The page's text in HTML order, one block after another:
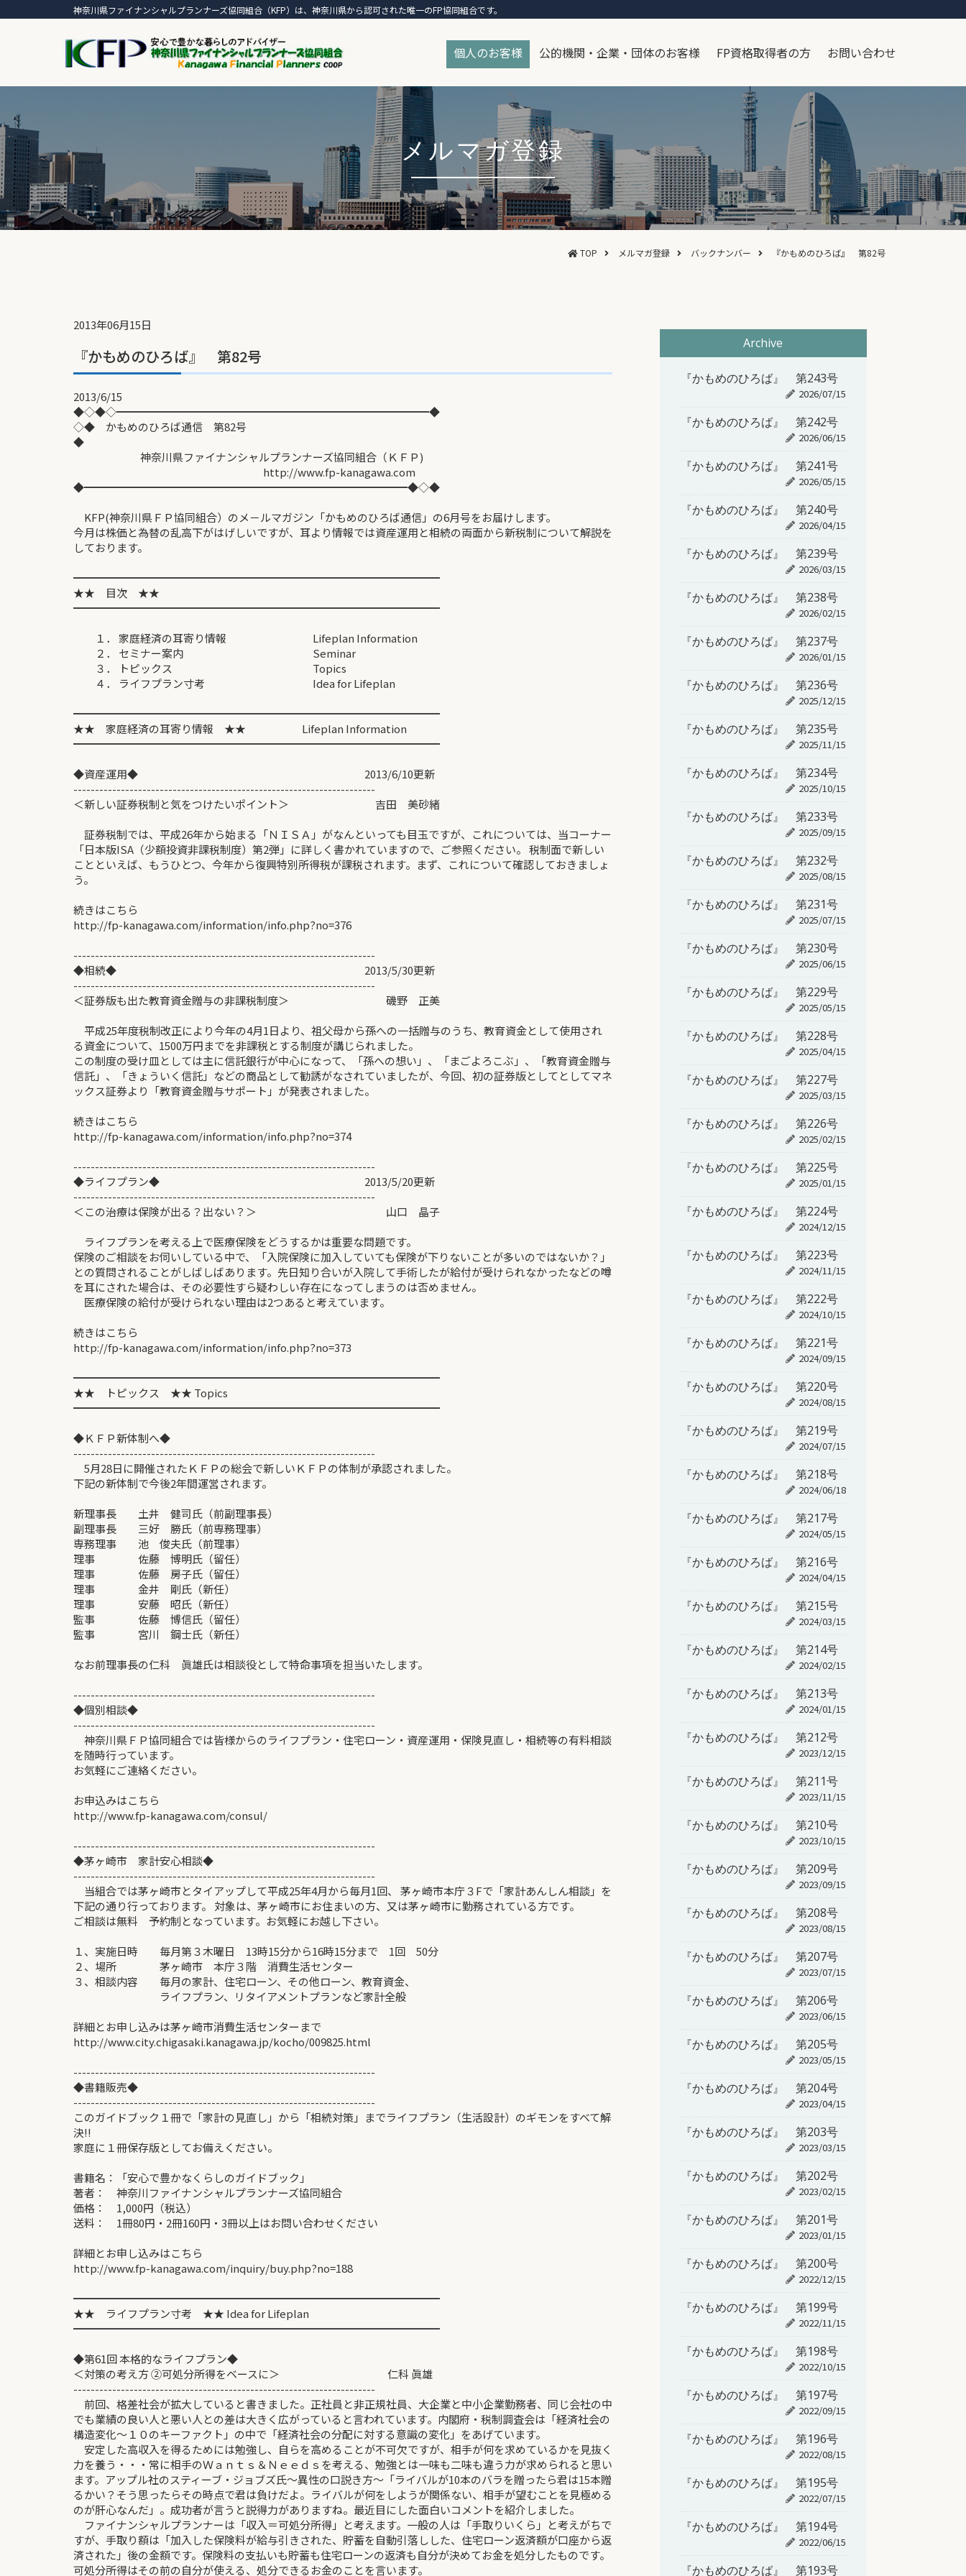
神奈川県ファイナンシャルプランナーズ協同組合（KFP）は、神奈川県から認可された唯一のFP協同組合です。
個人のお客様 公的機関・企業・団体のお客様 FP資格取得者の方 お問い合わせ
メルマガ登録
TOP メルマガ登録 バックナンバー 『かもめのひろば』 第82号
2013年06月15日
『かもめのひろば』 第82号
2013/6/15
◆◇◆◇━━━━━━━━━━━━━━━━━━━━━━━━━━━━━◆
◇◆ かもめのひろば通信 第82号
◆
神奈川県ファイナンシャルプランナーズ協同組合（ＫＦＰ)
http://www.fp-kanagawa.com
◆━━━━━━━━━━━━━━━━━━━━━━━━━━━━━━◆◇◆
KFP(神奈川県ＦＰ協同組合）のメ－ルマガジン「かもめのひろば通信」の6月号をお届けします。
今月は株価と為替の乱高下がはげしいですが、耳より情報では資産運用と相続の両面から新税制について解説を
しております。
━━━━━━━━━━━━━━━━━━━━━━━━━━━━━━━━━━
★★ 目次 ★★
━━━━━━━━━━━━━━━━━━━━━━━━━━━━━━━━━━
１． 家庭経済の耳寄り情報 Lifeplan Information
２． セミナー案内 Seminar
３． トピックス Topics
４． ライフプラン寸考 Idea for Lifeplan
━━━━━━━━━━━━━━━━━━━━━━━━━━━━━━━━━━
★★ 家庭経済の耳寄り情報 ★★ Lifeplan Information
━━━━━━━━━━━━━━━━━━━━━━━━━━━━━━━━━━
◆資産運用◆ 2013/6/10更新
----------------------------------------------------------------------
＜新しい証券税制と気をつけたいポイント＞ 吉田 美砂緒
証券税制では、平成26年から始まる「ＮＩＳＡ」がなんといっても目玉ですが、これについては、当コーナー
「日本版ISA（少額投資非課税制度）第2弾」に詳しく書かれていますので、ご参照ください。 税制面で新しい
ことといえば、もうひとつ、今年から復興特別所得税が課税されます。まず、これについて確認しておきましょ
う。
続きはこちら
http://fp-kanagawa.com/information/info.php?no=376
----------------------------------------------------------------------
◆相続◆ 2013/5/30更新
----------------------------------------------------------------------
＜証券版も出た教育資金贈与の非課税制度＞ 磯野 正美
平成25年度税制改正により今年の4月1日より、祖父母から孫への一括贈与のうち、教育資金として使用され
る資金について、1500万円までを非課税とする制度が講じられました。
この制度の受け皿としては主に信託銀行が中心になって、「孫への想い」、「まごよろこぶ」、「教育資金贈与
信託」、「きょういく信託」などの商品として勧誘がなされていましたが、今回、初の証券版としてとしてマネ
ックス証券より「教育資金贈与サポート」が発表されました。
続きはこちら
http://fp-kanagawa.com/information/info.php?no=374
----------------------------------------------------------------------
◆ライフプラン◆ 2013/5/20更新
----------------------------------------------------------------------
＜この治療は保険が出る？出ない？＞ 山口 晶子
ライフプランを考える上で医療保険をどうするかは重要な問題です。
保険のご相談をお伺いしている中で、「入院保険に加入していても保険が下りないことが多いのではないか？」
との質問されることがしばしばあります。先日知り合いが入院して手術したが給付が受けられなかったなどの噂
を耳にされた場合は、その必要性すら疑わしい存在になってしまうのは否めません。
医療保険の給付が受けられない理由は2つあると考えています。
続きはこちら
http://fp-kanagawa.com/information/info.php?no=373
━━━━━━━━━━━━━━━━━━━━━━━━━━━━━━━━━━
★★ トピックス ★★ Topics
━━━━━━━━━━━━━━━━━━━━━━━━━━━━━━━━━━
◆ＫＦＰ新体制へ◆
----------------------------------------------------------------------
5月28日に開催されたＫＦＰの総会で新しいＫＦＰの体制が承認されました。
下記の新体制で今後2年間運営されます。
新理事長 土井 健司氏（前副理事長）
副理事長 三好 勝氏（前専務理事）
専務理事 池 俊夫氏（前理事）
理事 佐藤 博明氏（留任）
理事 佐藤 房子氏（留任）
理事 金井 剛氏（新任）
理事 安藤 昭氏（新任）
監事 佐藤 博信氏（留任）
監事 宮川 鋼士氏（新任）
なお前理事長の仁科 眞雄氏は相談役として特命事項を担当いたします。
----------------------------------------------------------------------
◆個別相談◆
----------------------------------------------------------------------
神奈川県ＦＰ協同組合では皆様からのライフプラン・住宅ローン・資産運用・保険見直し・相続等の有料相談
を随時行っています。
お気軽にご連絡ください。
お申込みはこちら
http://www.fp-kanagawa.com/consul/
----------------------------------------------------------------------
◆茅ヶ崎市 家計安心相談◆
----------------------------------------------------------------------
当組合では茅ヶ崎市とタイアップして平成25年4月から毎月1回、 茅ヶ崎市本庁３Fで「家計あんしん相談」を
下記の通り行っております。 対象は、茅ヶ崎市にお住まいの方、又は茅ヶ崎市に勤務されている方です。
ご相談は無料 予約制となっています。お気軽にお越し下さい。
１、実施日時 毎月第３木曜日 13時15分から16時15分まで 1回 50分
２、場所 茅ヶ崎市 本庁３階 消費生活センター
３、相談内容 毎月の家計、住宅ローン、その他ローン、教育資金、
ライフプラン、リタイアメントプランなど家計全般
詳細とお申し込みは茅ヶ崎市消費生活センターまで
http://www.city.chigasaki.kanagawa.jp/kocho/009825.html
----------------------------------------------------------------------
◆書籍販売◆
----------------------------------------------------------------------
このガイドブック１冊で「家計の見直し」から「相続対策」までライフプラン（生活設計）のギモンをすべて解
決!!
家庭に１冊保存版としてお備えください。
書籍名：「安心で豊かなくらしのガイドブック」
著者： 神奈川ファイナンシャルプランナーズ協同組合
価格： 1,000円（税込）
送料： 1冊80円・2冊160円・3冊以上はお問い合わせください
詳細とお申し込みはこちら
http://www.fp-kanagawa.com/inquiry/buy.php?no=188
━━━━━━━━━━━━━━━━━━━━━━━━━━━━━━━━━━
★★ ライフプラン寸考 ★★ Idea for Lifeplan
━━━━━━━━━━━━━━━━━━━━━━━━━━━━━━━━━━
◆第61回 本格的なライフプラン◆
＜対策の考え方 ②可処分所得をベースに＞ 仁科 眞雄
----------------------------------------------------------------------
前回、格差社会が拡大していると書きました。正社員と非正規社員、大企業と中小企業勤務者、同じ会社の中
でも業績の良い人と悪い人との差は大きく広がっていると言われています。内閣府・税制調査会は「経済社会の
構造変化～１０のキーファクト」の中で「経済社会の分配に対する意識の変化」をあげています。
安定した高収入を得るためには勉強し、自らを高めることが不可欠ですが、相手が何を求めているかを見抜く
力を養う・・・常に相手のＷａｎｔｓ＆Ｎｅｅｄｓを考える、勉強とは一味も二味も違う力が求められると思い
ます。アップル社のスティーブ・ジョブズ氏～異性の口説き方～「ライバルが10本のバラを贈ったら君は15本贈
るかい？そう思ったらその時点で君は負けだよ。ライバルが何をしようが関係ない、相手が望むことを見極める
のが肝心なんだ」。成功者が言うと説得力がありますね。最近目にした面白いコメントを紹介しました。
ファイナンシャルプランナーは「収入＝可処分所得」と考えます。一般の人は「手取りいくら」と考えがちで
すが、手取り額は「加入した保険料が給与引きされた、貯蓄を自動引落しした、住宅ローン返済額が口座から返
済された」後の金額です。保険料の支払いも貯蓄も住宅ローンの返済も自分が決めてお金を処分したものです。
可処分所得はその前の自分が使える、処分できるお金のことを言います。
Archive
『かもめのひろば』 第243号
2026/07/15
『かもめのひろば』 第242号
2026/06/15
『かもめのひろば』 第241号
2026/05/15
『かもめのひろば』 第240号
2026/04/15
『かもめのひろば』 第239号
2026/03/15
『かもめのひろば』 第238号
2026/02/15
『かもめのひろば』 第237号
2026/01/15
『かもめのひろば』 第236号
2025/12/15
『かもめのひろば』 第235号
2025/11/15
『かもめのひろば』 第234号
2025/10/15
『かもめのひろば』 第233号
2025/09/15
『かもめのひろば』 第232号
2025/08/15
『かもめのひろば』 第231号
2025/07/15
『かもめのひろば』 第230号
2025/06/15
『かもめのひろば』 第229号
2025/05/15
『かもめのひろば』 第228号
2025/04/15
『かもめのひろば』 第227号
2025/03/15
『かもめのひろば』 第226号
2025/02/15
『かもめのひろば』 第225号
2025/01/15
『かもめのひろば』 第224号
2024/12/15
『かもめのひろば』 第223号
2024/11/15
『かもめのひろば』 第222号
2024/10/15
『かもめのひろば』 第221号
2024/09/15
『かもめのひろば』 第220号
2024/08/15
『かもめのひろば』 第219号
2024/07/15
『かもめのひろば』 第218号
2024/06/18
『かもめのひろば』 第217号
2024/05/15
『かもめのひろば』 第216号
2024/04/15
『かもめのひろば』 第215号
2024/03/15
『かもめのひろば』 第214号
2024/02/15
『かもめのひろば』 第213号
2024/01/15
『かもめのひろば』 第212号
2023/12/15
『かもめのひろば』 第211号
2023/11/15
『かもめのひろば』 第210号
2023/10/15
『かもめのひろば』 第209号
2023/09/15
『かもめのひろば』 第208号
2023/08/15
『かもめのひろば』 第207号
2023/07/15
『かもめのひろば』 第206号
2023/06/15
『かもめのひろば』 第205号
2023/05/15
『かもめのひろば』 第204号
2023/04/15
『かもめのひろば』 第203号
2023/03/15
『かもめのひろば』 第202号
2023/02/15
『かもめのひろば』 第201号
2023/01/15
『かもめのひろば』 第200号
2022/12/15
『かもめのひろば』 第199号
2022/11/15
『かもめのひろば』 第198号
2022/10/15
『かもめのひろば』 第197号
2022/09/15
『かもめのひろば』 第196号
2022/08/15
『かもめのひろば』 第195号
2022/07/15
『かもめのひろば』 第194号
2022/06/15
『かもめのひろば』 第193号